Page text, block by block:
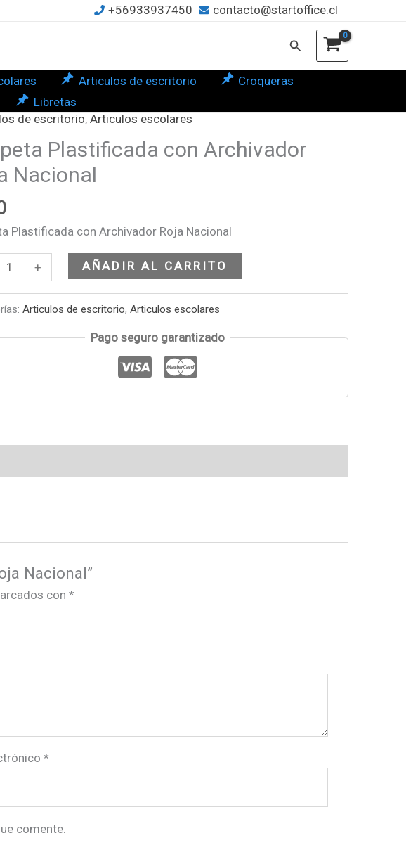
+56933937450 contacto@startoffice.cl
Buscar
Articulos de escritorio
Croqueras
Libretas
de escritorio,Articulos escolares
Plastificada con Archivador
Nacional
Plastificada con Archivador Roja Nacional
+
AÑADIR AL CARRITO
Articulos de escritorio,Articulos escolares
Pago seguro garantizado
Nacional”
con*
*
comente.
Archivador
cantidad